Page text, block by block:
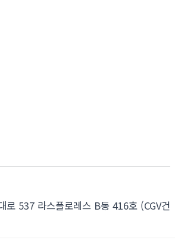
로 537 라스플로레스 B동 416호 (CGV건